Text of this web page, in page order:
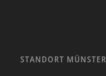
STANDORT MÜNSTER